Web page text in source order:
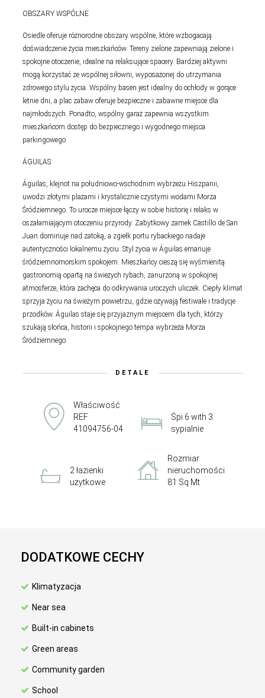
OBSZARY WSPÓLNE
Osiedle oferuje różnorodne obszary wspólne, które wzbogacają
doświadczenie życia mieszkańców. Tereny zielone zapewniają zielone i
spokojne otoczenie, idealne na relaksujące spacery. Bardziej aktywni
mogą korzystać ze wspólnej siłowni, wyposażonej do utrzymania
zdrowego stylu życia. Wspólny basen jest idealny do ochłody w gorące
letnie dni, a plac zabaw oferuje bezpieczne i zabawne miejsce dla
najmłodszych. Ponadto, wspólny garaż zapewnia wszystkim
mieszkańcom dostęp do bezpiecznego i wygodnego miejsca
parkingowego.
ÁGUILAS
Águilas, klejnot na południowo-wschodnim wybrzeżu Hiszpanii,
uwodzi złotymi plażami i krystalicznie czystymi wodami Morza
Śródziemnego. To urocze miejsce łączy w sobie historię i relaks w
oszałamiającym otoczeniu przyrody. Zabytkowy zamek Castillo de San
Juan dominuje nad zatoką, a zgiełk portu rybackiego nadaje
autentyczności lokalnemu życiu. Styl życia w Águilas emanuje
śródziemnomorskim spokojem. Mieszkańcy cieszą się wyśmienitą
gastronomią opartą na świeżych rybach, zanurzoną w spokojnej
atmosferze, która zachęca do odkrywania uroczych uliczek. Ciepły klimat
sprzyja życiu na świeżym powietrzu, gdzie ożywają festiwale i tradycje
przodków. Águilas staje się przyjaznym miejscem dla tych, którzy
szukają słońca, historii i spokojnego tempa wybrzeża Morza
Śródziemnego.
DETALE
Właściwość
REF
41094756-04
Śpi 6 with 3
sypialnie
2 łazienki
użytkowe
Rozmiar
nieruchomości
81 Sq Mt
DODATKOWE CECHY
Klimatyzacja
Near sea
Built-in cabinets
Green areas
Community garden
School